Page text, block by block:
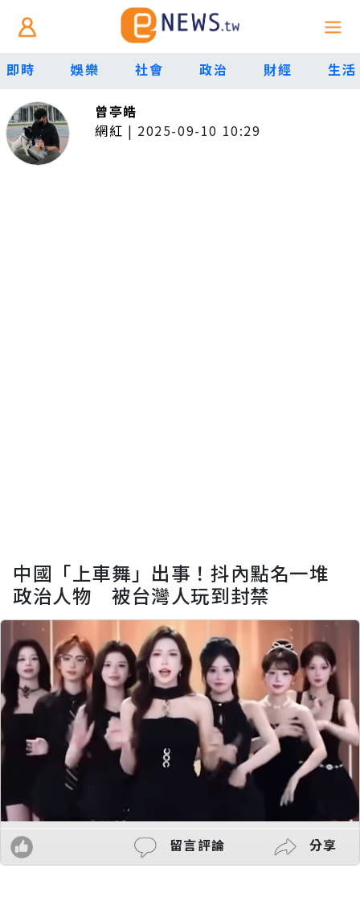
即時 娛樂 社會 政治 財經 生活
曾亭皓
網紅 | 2025-09-10 10:29
中國「上車舞」出事！抖內點名一堆
政治人物 被台灣人玩到封禁
留言評論 分享